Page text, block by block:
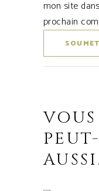
mon site
prochain